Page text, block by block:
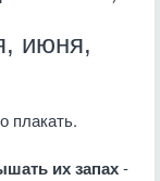
июня,
плакать.
их запах-